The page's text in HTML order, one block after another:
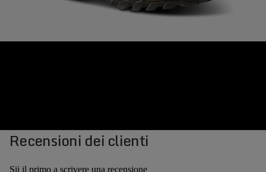
Recensioni dei clienti
Sii il primo a scrivere una recensione